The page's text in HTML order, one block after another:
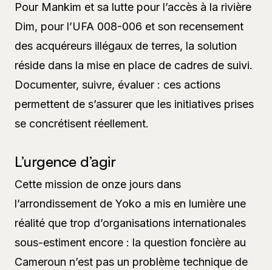
Pour Mankim et sa lutte pour l’accès à la rivière
Dim, pour l’UFA 008-006 et son recensement
des acquéreurs illégaux de terres, la solution
réside dans la mise en place de cadres de suivi.
Documenter, suivre, évaluer : ces actions
permettent de s’assurer que les initiatives prises
se concrétisent réellement.
L’urgence d’agir
Cette mission de onze jours dans
l’arrondissement de Yoko a mis en lumière une
réalité que trop d’organisations internationales
sous-estiment encore : la question foncière au
Cameroun n’est pas un problème technique de